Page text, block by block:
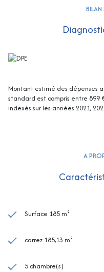
parfaitement intégrée, un pool
environnantes et une
journée….L’ensemble séduit
dans un esprit bohème chic
clientèle en quête
BILAN
Montant estimé des dépenses
standard est compris entre 899
indexés sur les années 2021,
A
Surface 185 m²
carrez 185,13 m²
5 chambre(s)